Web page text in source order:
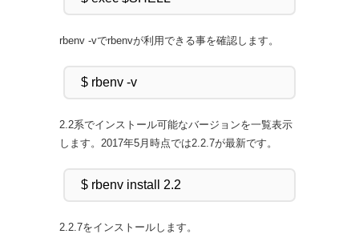
rbenv -vでrbenvが利用できる事を確認します。
2.2系でインストール可能なバージョンを一覧表示
します。2017年5月時点では2.2.7が最新です。
2.2.7をインストールします。